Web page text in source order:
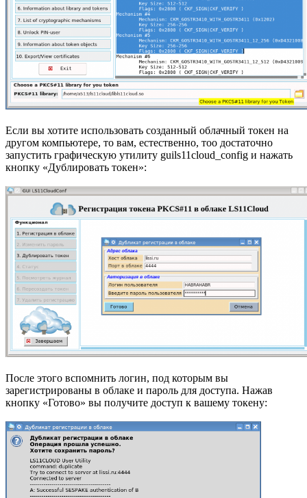
Если вы хотите использовать созданный облачный токен на
другом компьютере, то вам, естественно, тоо достаточно
запустить графическую утилиту guils11cloud_config и нажать
кнопку «Дублировать токен»:
После этого вспомнить логин, под которым вы
зарегистрированы в облаке и пароль для доступа. Нажав
кнопку «Готово» вы получите доступ к вашему токену: